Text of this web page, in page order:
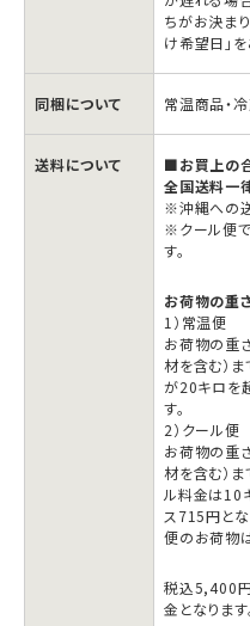
イ
ト
＆
ブ
ラ
ッ
ク
の
数
量
を
減
ら
す
ちがお決ま
け希望日」を
同梱について 常温商品・
送料について
■お買上の
全国送料一
※沖縄への
※クール便
す。
お荷物の重
1）常温便
お荷物の重
材を含む）
が20キロを
す。
2）クール便
お荷物の重
材を含む）
ル料金は10
ス715円と
便のお荷物
税込5,400
金となります